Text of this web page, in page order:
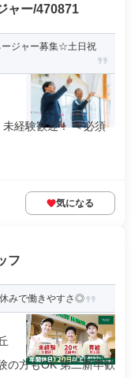
ャー/470871
ジャー募集☆土日祝
経験歓迎！ ＜必須
気になる
フ
みで働きやすさ◎
の方もOK 第二新卒歓